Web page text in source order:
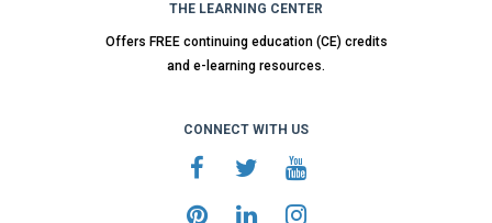
THE LEARNING CENTER
Offers FREE continuing education (CE) credits
and e-learning resources.
CONNECT WITH US